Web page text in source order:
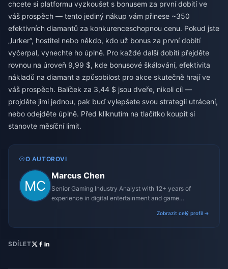
chcete si platformu vyzkoušet s bonusem za první dobití ve
váš prospěch — tento jediný nákup vám přinese ~350
efektivních diamantů za konkurenceschopnou cenu. Pokud jste
„lurker“, hostitel nebo někdo, kdo už bonus za první dobití
vyčerpal, vynechte ho úplně. Pro každé další dobití přejděte
rovnou na úroveň 9,99 $, kde bonusové škálování, efektivita
nákladů na diamant a způsobilost pro akce skutečně hrají ve
váš prospěch. Balíček za 3,44 $ jsou dveře, nikoli cíl —
projděte jimi jednou, pak buď vylepšete svou strategii utrácení,
nebo odejděte úplně. Před kliknutím na tlačítko koupit si
stanovte měsíční limit.
O AUTOROVI
Marcus Chen
Senior Gaming Industry Analyst with 12+ years of
experience in digital entertainment and game
Zobrazit celý profil →
SDÍLET